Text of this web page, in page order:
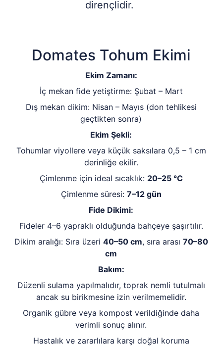
dirençlidir.
Domates Tohum Ekimi
Ekim Zamanı:
İç mekan fide yetiştirme: Şubat – Mart
Dış mekan dikim: Nisan – Mayıs (don tehlikesi
geçtikten sonra)
Ekim Şekli:
Tohumlar viyollere veya küçük saksılara 0,5 – 1 cm
derinliğe ekilir.
Çimlenme için ideal sıcaklık: 20–25 °C
Çimlenme süresi: 7–12 gün
Fide Dikimi:
Fideler 4–6 yapraklı olduğunda bahçeye şaşırtılır.
Dikim aralığı: Sıra üzeri 40–50 cm, sıra arası 70–80
cm
Bakım:
Düzenli sulama yapılmalıdır, toprak nemli tutulmalı
ancak su birikmesine izin verilmemelidir.
Organik gübre veya kompost verildiğinde daha
verimli sonuç alınır.
Hastalık ve zararlılara karşı doğal koruma